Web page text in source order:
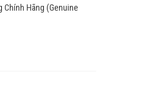
Hãng (Genuine